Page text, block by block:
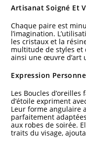
Artisanat Soigné Et
Chaque paire est
l’imagination.
les cristaux et la
multitude de styles et
ainsi une œuvre d’art
Expression
Les Boucles
d’étoile expriment
Leur forme angulaire
parfaitement
aux robes de soirée.
traits du visage,